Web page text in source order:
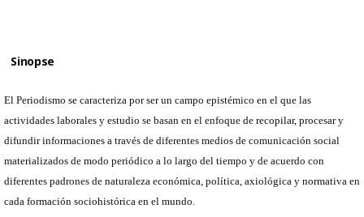
Sinopse
El Periodismo se caracteriza por ser un campo epistémico en el que las
actividades laborales y estudio se basan en el enfoque de recopilar, procesar y
difundir informaciones a través de diferentes medios de comunicación social
materializados de modo periódico a lo largo del tiempo y de acuerdo con
diferentes padrones de naturaleza económica, política, axiológica y normativa en
cada formación sociohistórica en el mundo.